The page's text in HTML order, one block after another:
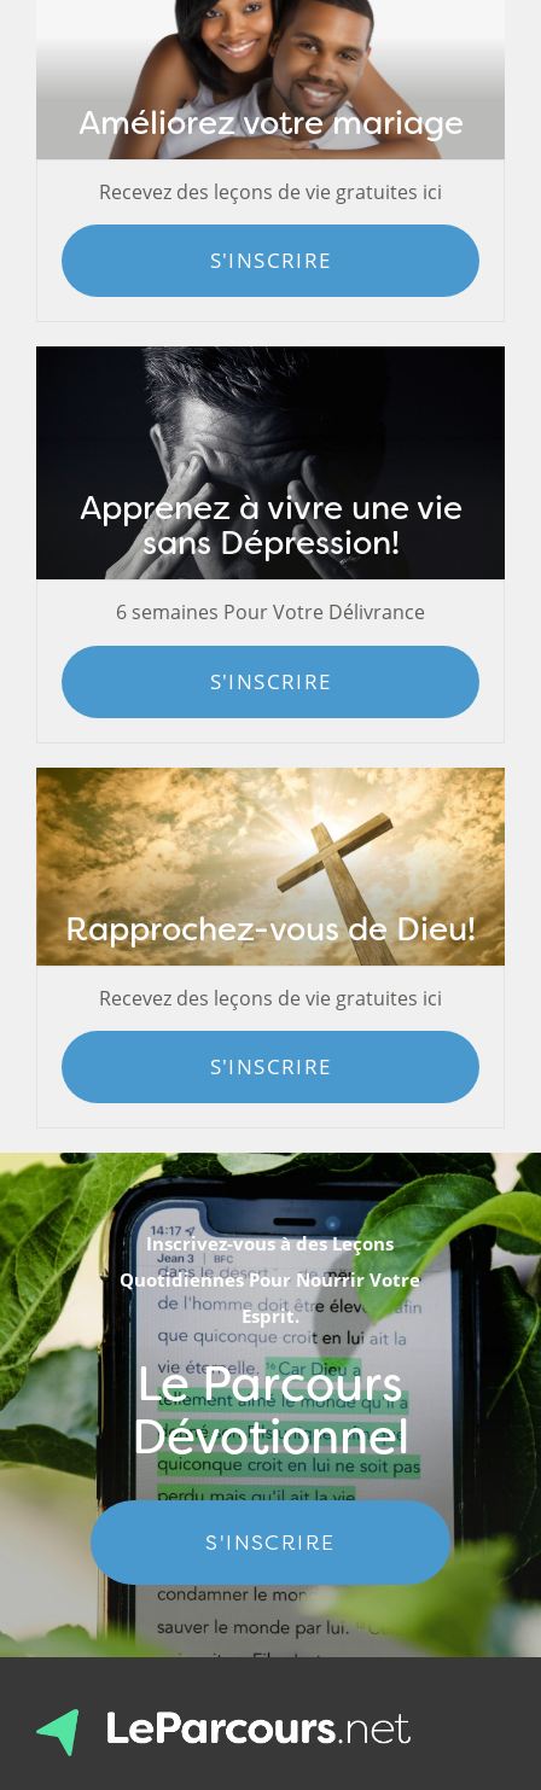
Améliorez votre mariage
Recevez des leçons de vie gratuites ici
S'INSCRIRE
Apprenez à vivre une vie
sans Dépression!
6 semaines Pour Votre Délivrance
S'INSCRIRE
Rapprochez-vous de Dieu!
Recevez des leçons de vie gratuites ici
S'INSCRIRE
Inscrivez-vous à des Leçons
Quotidiennes Pour Nourrir Votre
Esprit.
Le Parcours
Dévotionnel
S'INSCRIRE